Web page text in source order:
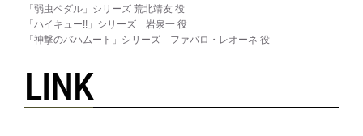
「弱虫ペダル」シリーズ 荒北靖友 役
「ハイキュー!!」シリーズ 岩泉一 役
「神撃のバハムート」シリーズ ファバロ・レオーネ 役
LINK